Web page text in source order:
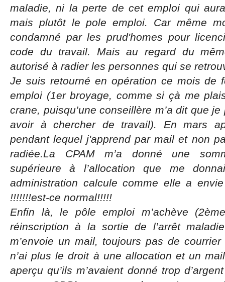
maladie, ni la perte de cet emploi qui
mais plutôt le pole emploi. Car même
condamné par les prud'homes pour
code du travail. Mais au regard du
autorisé à radier les personnes qui se
Je suis retourné en opération ce mois de
emploi (1er broyage, comme si çà me
crane, puisqu’une conseillère m’a dit que
avoir à chercher de travail). En mars
pendant lequel j'apprend par mail et non
radiée.La CPAM m’a donné une
supérieure à l’allocation que me
administration calcule comme elle a
!!!!!!!est-ce normal!!!!!
Enfin là, le pôle emploi m’achève
réinscription à la sortie de l’arrêt
m’envoie un mail, toujours pas de
n’ai plus le droit à une allocation et un
aperçu qu’ils m’avaient donné trop